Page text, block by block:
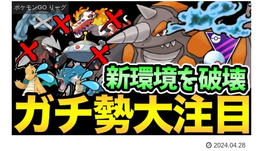
ポケモンGO リーグ
2024.04.28